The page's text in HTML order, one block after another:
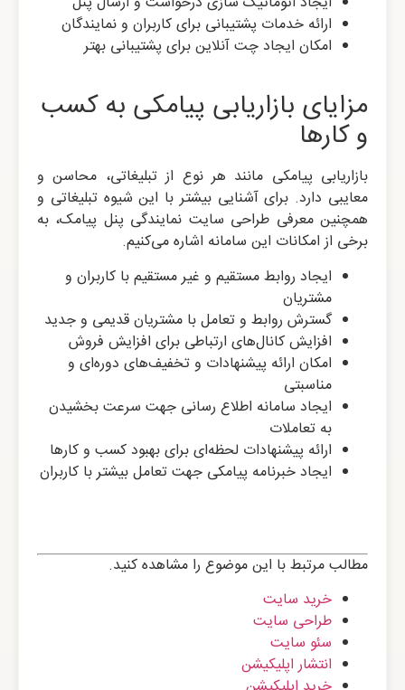
ارائه خدمات پشتیبانی برای کاربران و نمایندگان
امکان ایجاد چت آنلاین برای پشتیبانی بهتر
مزایای بازاریابی پیامکی به کسب
و کارها
بازاریابی پیامکی مانند هر نوع از تبلیغاتی، محاسن و
معایبی دارد. برای آشنایی بیشتر با این شیوه تبلیغاتی و
همچنین معرفی طراحی سایت نمایندگی پنل پیامک، به
برخی از امکانات این سامانه اشاره می‌کنیم.
ایجاد روابط مستقیم و غیر مستقیم با کاربران و
مشتریان
گسترش روابط و تعامل با مشتریان قدیمی و جدید
افزایش کانال‌های ارتباطی برای افزایش فروش
امکان ارائه پیشنهادات و تخفیف‌های دوره‌ای و
مناسبتی
ایجاد سامانه اطلاع رسانی جهت سرعت بخشیدن
به تعاملات
ارائه پیشنهادات لحظه‌ای برای بهبود کسب و کارها
ایجاد خبرنامه پیامکی جهت تعامل بیشتر با کاربران
مطالب مرتبط با این موضوع را مشاهده کنید.
خرید سایت
طراحی سایت
سئو سایت
انتشار اپلیکیشن